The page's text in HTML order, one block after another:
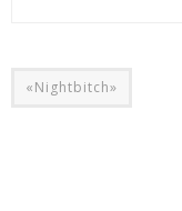
«Νightbitch»